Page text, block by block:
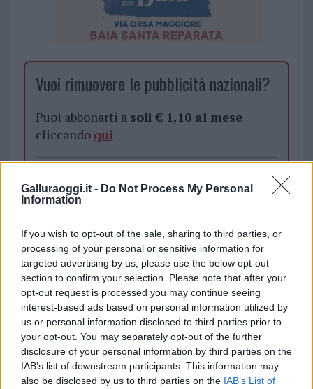
Galluraoggi.it - Do Not Process My Personal
Information
If you wish to opt-out of the sale, sharing to third parties, or
processing of your personal or sensitive information for
targeted advertising by us, please use the below opt-out
section to confirm your selection. Please note that after your
opt-out request is processed you may continue seeing
interest-based ads based on personal information utilized by
us or personal information disclosed to third parties prior to
your opt-out. You may separately opt-out of the further
disclosure of your personal information by third parties on the
IAB’s list of downstream participants. This information may
also be disclosed by us to third parties on the IAB’s List of
Vuoi rimuovere le pubblicità nazionali?
Puoi abbonarti a soli € 1,10 al mese
cliccando qui
sezione
Login dal menù del sito o
cliccandoqui
TEMI: Badbox Badbox Phi Beach
Baja Sardinia
Comune Di Arzachena
Forte Cappellini
Giancarlo Morelli
Luciano Guidi
Notizie Arzachena
Phi Beach
Phi Beach 2023
Themba
Themba Phi Beach